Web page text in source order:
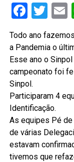
Todo ano
a Pandemia o
Esse ano o
campeonato foi
Sinpol.
Participaram 4
Identificação.
As equipes Pé
de várias
estavam
tivemos que